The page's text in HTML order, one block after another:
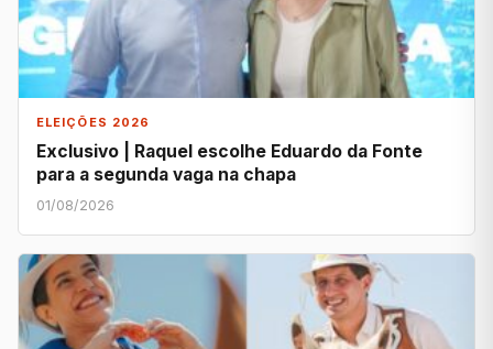
ELEIÇÕES 2026
Exclusivo | Raquel escolhe Eduardo da Fonte
para a segunda vaga na chapa
01/08/2026